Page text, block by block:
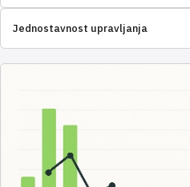
Jednostavnost upravljanja